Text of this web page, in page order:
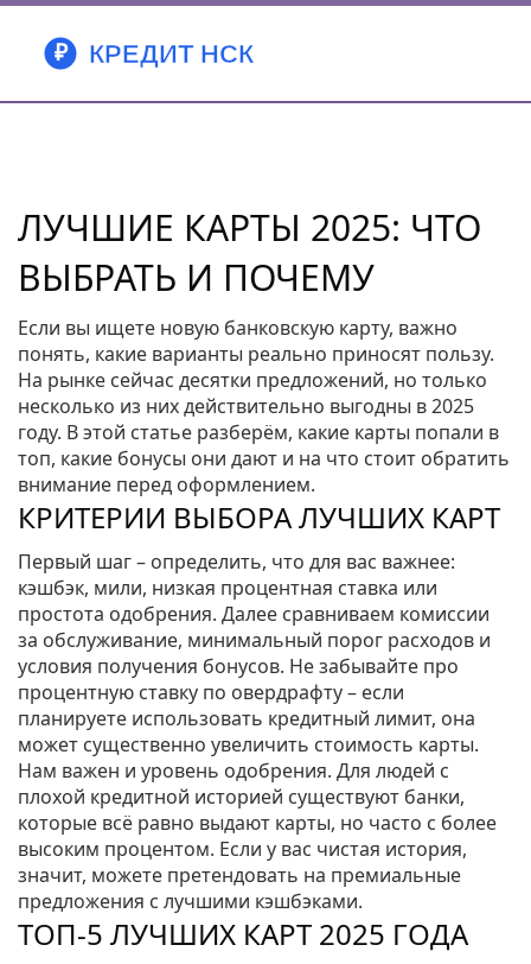
ЛУЧШИЕ КАРТЫ 2025: ЧТО
ВЫБРАТЬ И ПОЧЕМУ
Если вы ищете новую банковскую карту, важно
понять, какие варианты реально приносят пользу.
На рынке сейчас десятки предложений, но только
несколько из них действительно выгодны в 2025
году. В этой статье разберём, какие карты попали в
топ, какие бонусы они дают и на что стоит обратить
внимание перед оформлением.
КРИТЕРИИ ВЫБОРА ЛУЧШИХ КАРТ
Первый шаг – определить, что для вас важнее:
кэшбэк, мили, низкая процентная ставка или
простота одобрения. Далее сравниваем комиссии
за обслуживание, минимальный порог расходов и
условия получения бонусов. Не забывайте про
процентную ставку по овердрафту – если
планируете использовать кредитный лимит, она
может существенно увеличить стоимость карты.
Нам важен и уровень одобрения. Для людей с
плохой кредитной историей существуют банки,
которые всё равно выдают карты, но часто с более
высоким процентом. Если у вас чистая история,
значит, можете претендовать на премиальные
предложения с лучшими кэшбэками.
ТОП‑5 ЛУЧШИХ КАРТ 2025 ГОДА